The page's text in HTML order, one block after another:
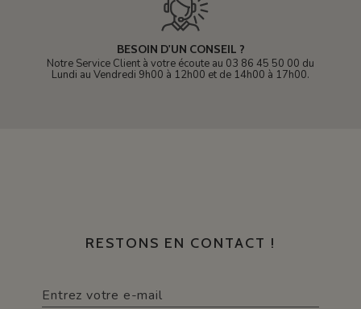
BESOIN D'UN CONSEIL ?
Notre Service Client à votre écoute au 03 86 45 50 00 du
Lundi au Vendredi 9h00 à 12h00 et de 14h00 à 17h00.
RESTONS EN CONTACT !